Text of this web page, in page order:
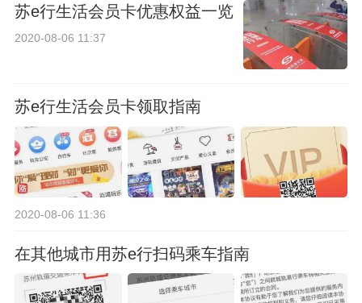
苏e行生活会员卡优惠权益一览
2020-08-06 11:37
苏e行生活会员卡领取指南
2020-08-06 11:36
在其他城市用苏e行扫码乘车指南